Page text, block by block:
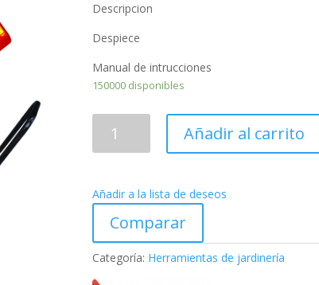
Descripcion
Despiece
Manual de intrucciones
150000 disponibles
Añadir al carrito
Añadir a la lista de deseos
Comparar
Categoría: Herramientas de jardinería